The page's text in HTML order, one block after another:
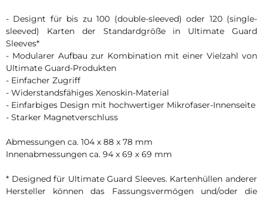
- Designt für bis zu 100 (double-sleeved) oder 120 (single-
sleeved) Karten der Standardgröße in Ultimate Guard
Sleeves*
- Modularer Aufbau zur Kombination mit einer Vielzahl von
Ultimate Guard-Produkten
- Einfacher Zugriff
- Widerstandsfähiges Xenoskin-Material
- Einfarbiges Design mit hochwertiger Mikrofaser-Innenseite
- Starker Magnetverschluss
Abmessungen ca. 104 x 88 x 78 mm
Innenabmessungen ca. 94 x 69 x 69 mm
* Designed für Ultimate Guard Sleeves. Kartenhüllen anderer
Hersteller können das Fassungsvermögen und/oder die